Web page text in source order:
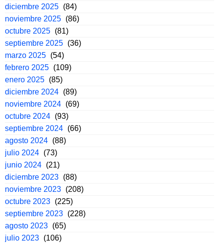
diciembre 2025 (84)
noviembre 2025 (86)
octubre 2025 (81)
septiembre 2025 (36)
marzo 2025 (54)
febrero 2025 (109)
enero 2025 (85)
diciembre 2024 (89)
noviembre 2024 (69)
octubre 2024 (93)
septiembre 2024 (66)
agosto 2024 (88)
julio 2024 (73)
junio 2024 (21)
diciembre 2023 (88)
noviembre 2023 (208)
octubre 2023 (225)
septiembre 2023 (228)
agosto 2023 (65)
julio 2023 (106)